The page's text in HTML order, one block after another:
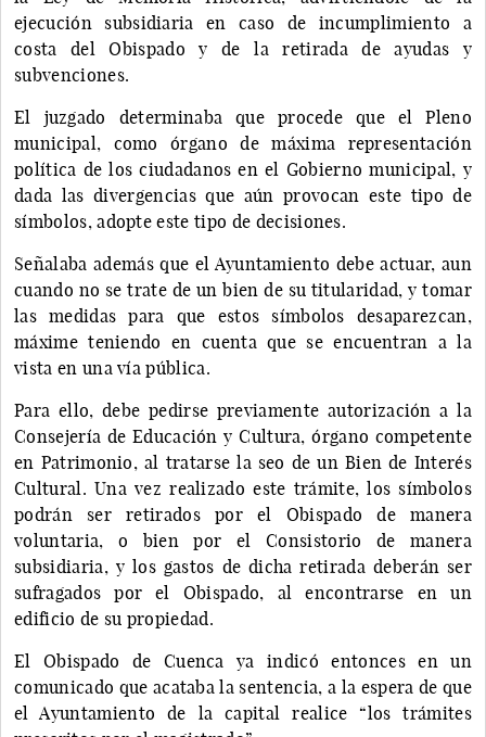
ejecución subsidiaria en caso de incumplimiento a
costa del Obispado y de la retirada de ayudas y
subvenciones.
El juzgado determinaba que procede que el Pleno
municipal, como órgano de máxima representación
política de los ciudadanos en el Gobierno municipal, y
dada las divergencias que aún provocan este tipo de
símbolos, adopte este tipo de decisiones.
Señalaba además que el Ayuntamiento debe actuar, aun
cuando no se trate de un bien de su titularidad, y tomar
las medidas para que estos símbolos desaparezcan,
máxime teniendo en cuenta que se encuentran a la
vista en una vía pública.
Para ello, debe pedirse previamente autorización a la
Consejería de Educación y Cultura, órgano competente
en Patrimonio, al tratarse la seo de un Bien de Interés
Cultural. Una vez realizado este trámite, los símbolos
podrán ser retirados por el Obispado de manera
voluntaria, o bien por el Consistorio de manera
subsidiaria, y los gastos de dicha retirada deberán ser
sufragados por el Obispado, al encontrarse en un
edificio de su propiedad.
El Obispado de Cuenca ya indicó entonces en un
comunicado que acataba la sentencia, a la espera de que
el Ayuntamiento de la capital realice “los trámites